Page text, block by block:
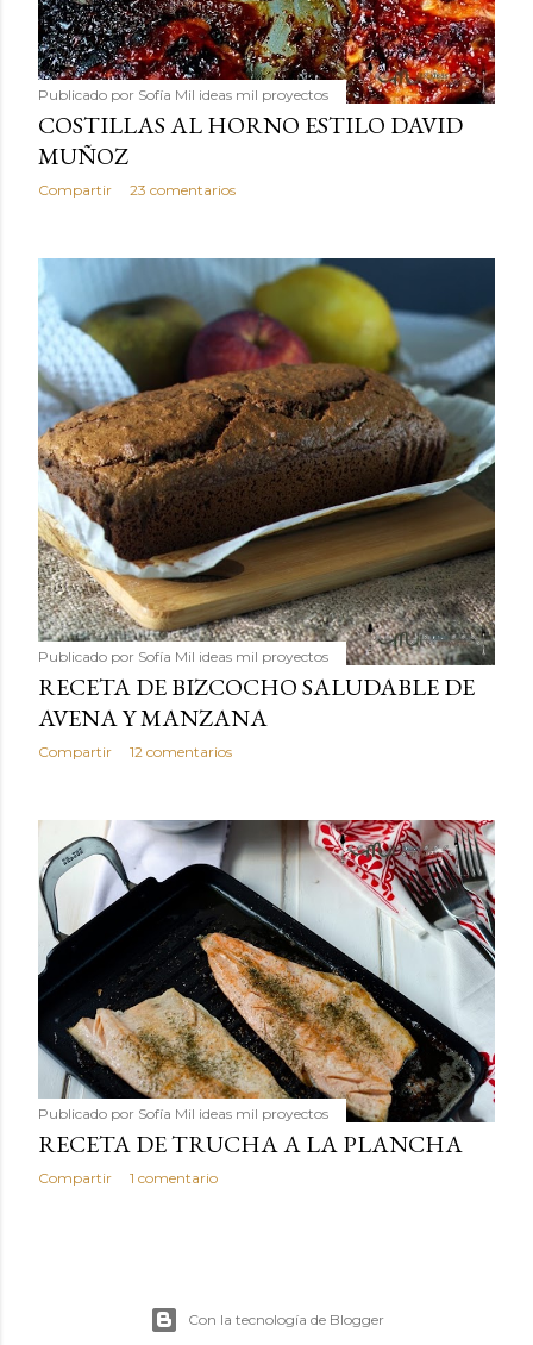
Publicado por Sofía Mil ideas mil proyectos
COSTILLAS AL HORNO ESTILO DAVID
MUÑOZ
Compartir 23 comentarios
Publicado por Sofía Mil ideas mil proyectos
RECETA DE BIZCOCHO SALUDABLE DE
AVENA Y MANZANA
Compartir 12 comentarios
Publicado por Sofía Mil ideas mil proyectos
RECETA DE TRUCHA A LA PLANCHA
Compartir 1 comentario
Con la tecnología de Blogger